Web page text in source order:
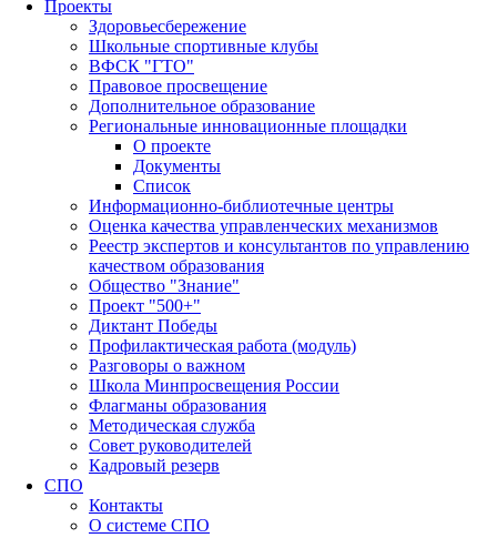
Проекты
Здоровьесбережение
Школьные спортивные клубы
ВФСК "ГТО"
Правовое просвещение
Дополнительное образование
Региональные инновационные площадки
О проекте
Документы
Список
Информационно-библиотечные центры
Оценка качества управленческих механизмов
Реестр экспертов и консультантов по управлению
качеством образования
Общество "Знание"
Проект "500+"
Диктант Победы
Профилактическая работа (модуль)
Разговоры о важном
Школа Минпросвещения России
Флагманы образования
Методическая служба
Совет руководителей
Кадровый резерв
СПО
Контакты
О системе СПО